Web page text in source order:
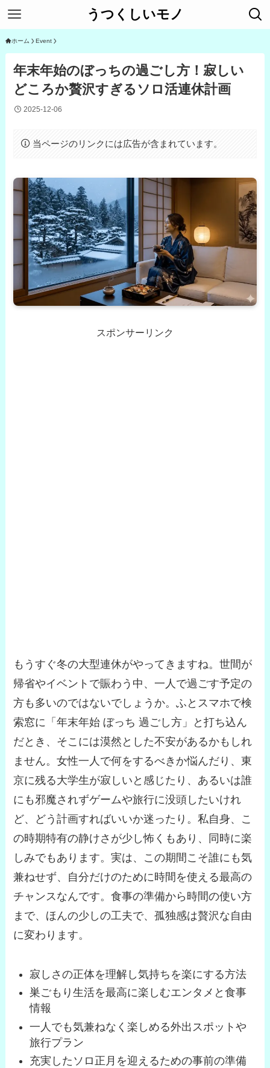
うつくしいモノ
ホーム Event
年末年始のぼっちの過ごし方！寂しい
どころか贅沢すぎるソロ活連休計画
2025-12-06
当ページのリンクには広告が含まれています。
スポンサーリンク
もうすぐ冬の大型連休がやってきますね。世間が
帰省やイベントで賑わう中、一人で過ごす予定の
方も多いのではないでしょうか。ふとスマホで検
索窓に「年末年始 ぼっち 過ごし方」と打ち込ん
だとき、そこには漠然とした不安があるかもしれ
ません。女性一人で何をするべきか悩んだり、東
京に残る大学生が寂しいと感じたり、あるいは誰
にも邪魔されずゲームや旅行に没頭したいけれ
ど、どう計画すればいいか迷ったり。私自身、こ
の時期特有の静けさが少し怖くもあり、同時に楽
しみでもあります。実は、この期間こそ誰にも気
兼ねせず、自分だけのために時間を使える最高の
チャンスなんです。食事の準備から時間の使い方
まで、ほんの少しの工夫で、孤独感は贅沢な自由
に変わります。
寂しさの正体を理解し気持ちを楽にする方法
巣ごもり生活を最高に楽しむエンタメと食事
情報
一人でも気兼ねなく楽しめる外出スポットや
旅行プラン
充実したソロ正月を迎えるための事前の準備